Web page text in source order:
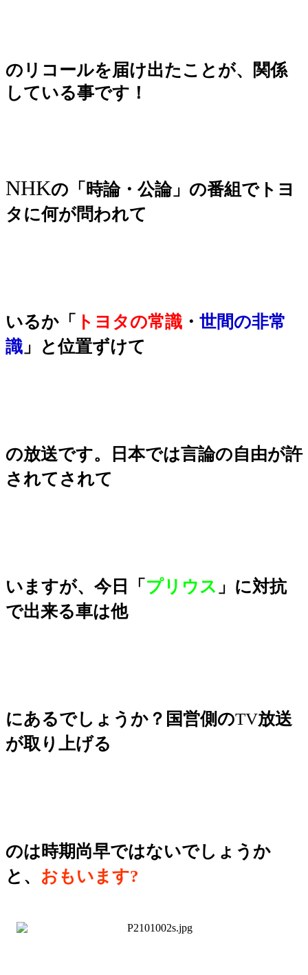
のリコールを届け出たことが、関係
している事です！
NHKの「時論・公論」の番組でトヨ
タに何が問われて
いるか「 トヨタの常識 ・ 世間の非常
識 」と位置ずけて
の放送です。日本では言論の自由が許
されてされて
いますが、今日「 プリウス 」に対抗
で出来る車は他
にあるでしょうか？国営側のTV放送
が取り上げる
のは時期尚早ではないでしょうか
と、 おもいます?